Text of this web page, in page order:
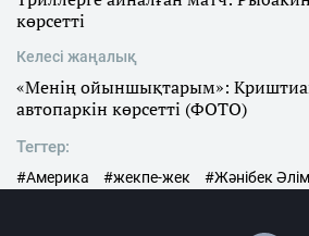
көрсетті
Келесі жаңалық
«Менің ойыншықтарым»:
автопаркін көрсетті (ФОТО)
Тегтер:
#Америка #жекпе-жек #Жәнібек